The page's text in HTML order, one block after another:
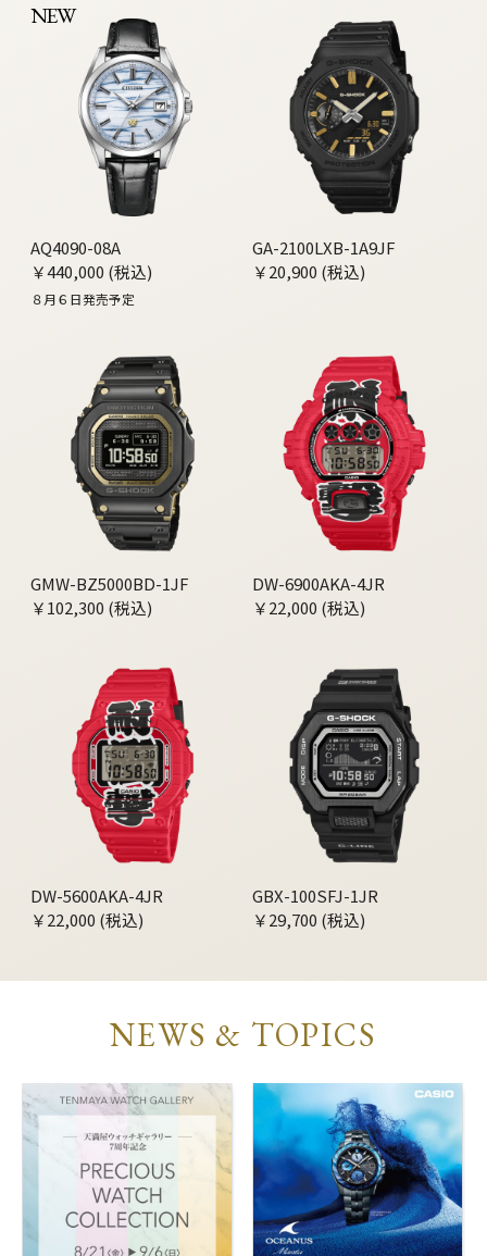
NEW
AQ4090-08A
￥440,000 (税込)
８月６日発売予定
GA-2100LXB-1A9JF
￥20,900 (税込)
GMW-BZ5000BD-1JF
￥102,300 (税込)
DW-6900AKA-4JR
￥22,000 (税込)
DW-5600AKA-4JR
￥22,000 (税込)
GBX-100SFJ-1JR
￥29,700 (税込)
NEWS & TOPICS